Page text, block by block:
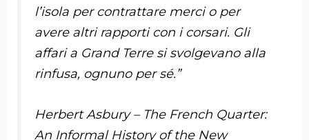
l’isola per contrattare merci o per
avere altri rapporti con i corsari. Gli
affari a Grand Terre si svolgevano alla
rinfusa, ognuno per sé.”
Herbert Asbury – The French Quarter:
An Informal History of the New